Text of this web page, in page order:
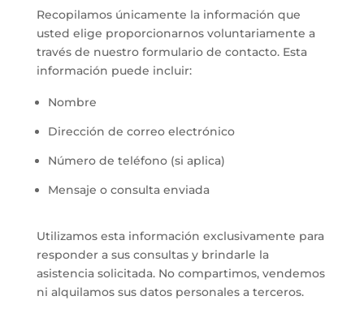
Recopilamos únicamente la información que
usted elige proporcionarnos voluntariamente a
través de nuestro formulario de contacto. Esta
información puede incluir:
Nombre
Dirección de correo electrónico
Número de teléfono (si aplica)
Mensaje o consulta enviada
Utilizamos esta información exclusivamente para
responder a sus consultas y brindarle la
asistencia solicitada. No compartimos, vendemos
ni alquilamos sus datos personales a terceros.